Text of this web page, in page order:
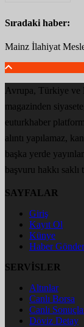
Sıradaki haber:
Mainz İlahiyat
Avrupa, Türkiye ve
magazinden
euturkhaber
alıntı yapılamaz,
başka yerde
başvuru hakkı saklı
SAYFALAR
Giriş
Kayıt Ol
Künye
Haber Gönder
SERVİSLER
Altınlar
Canlı Borsa
Canlı
Döviz Detay